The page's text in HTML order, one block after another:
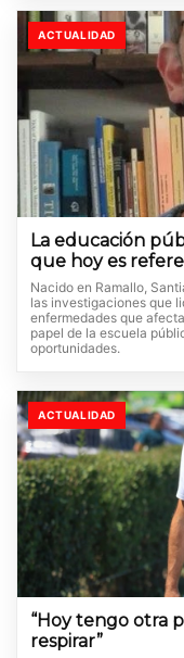
ACTUALIDAD
La educación
que hoy es
Nacido en Ramallo,
las investigaciones que
enfermedades que
papel de la escuela
oportunidades.
ACTUALIDAD
“Hoy tengo otra
respirar”